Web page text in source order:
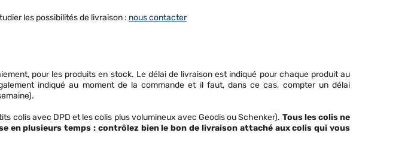
les possibilités de livraison : nous contacter
pour les produits en stock. Le délai de livraison est indiqué pour chaque produit au
indiqué au moment de la commande et il faut, dans ce cas, compter un délai
colis avec DPD et les colis plus volumineux avec Geodis ou Schenker). Tous les colis ne
en plusieurs temps : contrôlez bien le bon de livraison attaché aux colis qui vous